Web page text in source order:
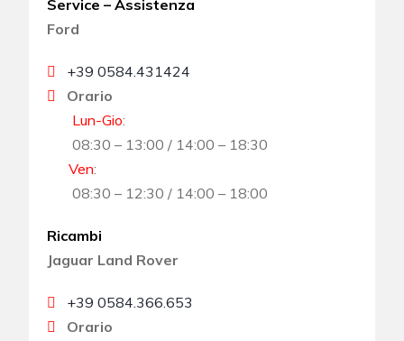
Service – Assistenza
Ford
+39 0584.431424
Orario
Lun-Gio:
08:30 – 13:00 / 14:00 – 18:30
Ven:
08:30 – 12:30 / 14:00 – 18:00
Ricambi
Jaguar Land Rover
+39 0584.366.653
Orario